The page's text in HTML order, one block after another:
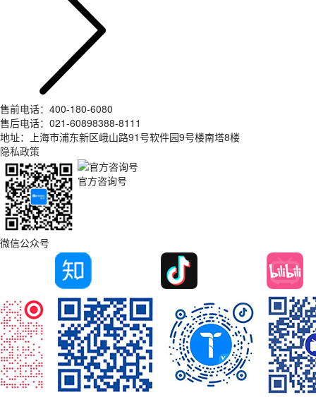
售前电话：400-180-6080
售后电话：021-60898388-8111
地址：上海市浦东新区峨山路91号软件园9号楼南塔8楼
隐私政策
微信公众号
官方咨询号